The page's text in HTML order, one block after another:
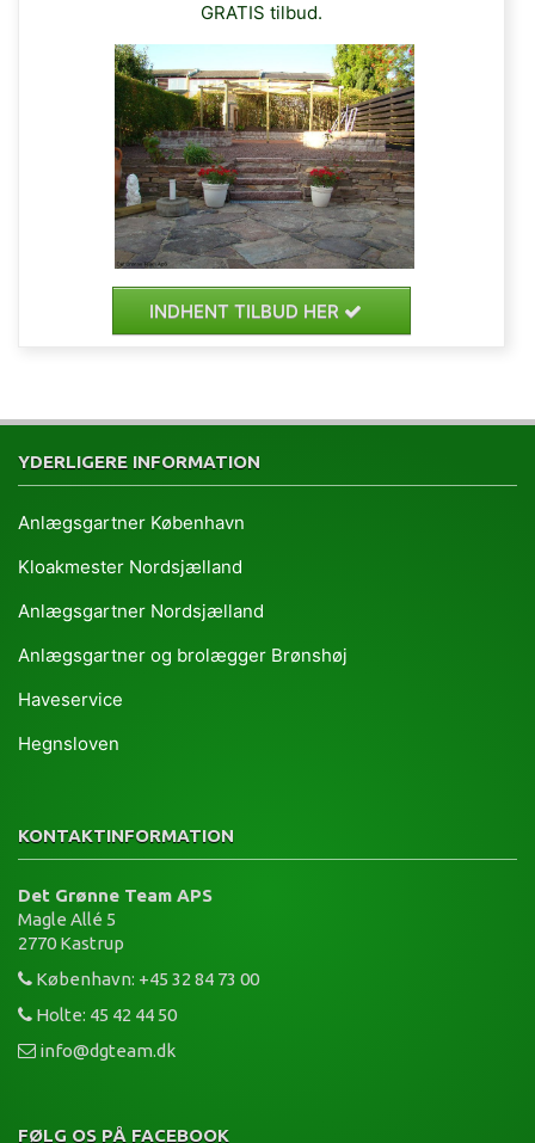
GRATIS tilbud.
INDHENT TILBUD HER
YDERLIGERE INFORMATION
Anlægsgartner København
Kloakmester Nordsjælland
Anlægsgartner Nordsjælland
Anlægsgartner og brolægger Brønshøj
Haveservice
Hegnsloven
KONTAKTINFORMATION
Det Grønne Team APS
Magle Allé 5
2770 Kastrup
København: +45 32 84 73 00
Holte: 45 42 44 50
info@dgteam.dk
FØLG OS PÅ FACEBOOK